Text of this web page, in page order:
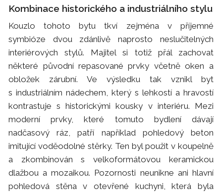
Kombinace historického a industriálního stylu
Kouzlo tohoto bytu tkví zejména v příjemné
symbióze dvou zdánlivě naprosto neslučitelných
interiérových stylů. Majitel si totiž přál zachovat
některé původní repasované prvky včetně oken a
obložek zárubní. Ve výsledku tak vznikl byt
s industriálním nádechem, který s lehkostí a hravostí
kontrastuje s historickými kousky v interiéru. Mezi
moderní prvky, které tomuto bydlení dávají
nadčasový ráz, patří například pohledový beton
imitující voděodolné stěrky. Ten byl použit v koupelně
a zkombinován s velkoformátovou keramickou
dlažbou a mozaikou. Pozornosti neunikne ani hlavní
pohledová stěna v otevřené kuchyni, která byla